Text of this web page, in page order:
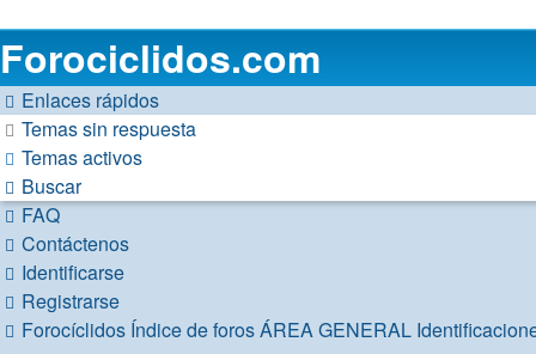
Forociclidos.com
Enlaces rápidos
Temas sin respuesta
Temas activos
Buscar
FAQ
Contáctenos
Identificarse
Registrarse
Forocíclidos Índice de forosÁREA GENERAL